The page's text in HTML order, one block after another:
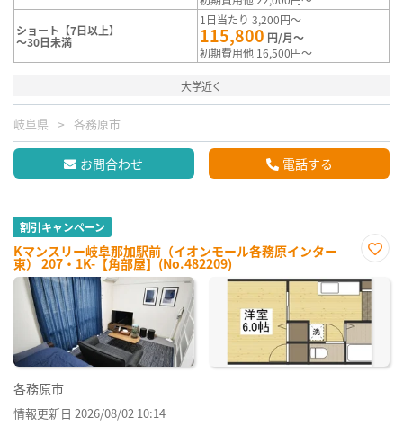
ショート【7日以上】
～30日未満
1日当たり 3,200円～
115,800 円/月～
初期費用他 16,500円～
大学近く
岐阜県 各務原市
お問合わせ 電話する
割引キャンペーン
Kマンスリー岐阜那加駅前（イオンモール各務原インター
東） 207・1K-【角部屋】(No.482209)
に入
り登
録
各務原市
情報更新日 2026/08/02 10:14